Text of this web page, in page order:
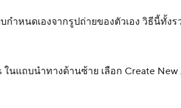
กำหนดเองจากรูปถ่ายของตัวเอง วิธีนี้
นแถบนำทางด้านซ้าย เลือก Create New